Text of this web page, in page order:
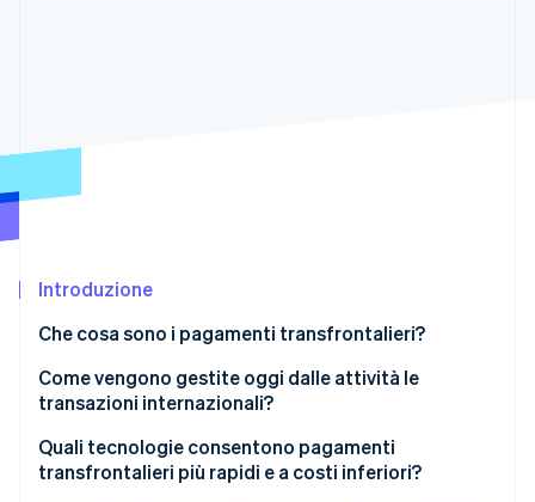
Rimozione del carbonio
Stripe Sessions 2026
Scopri come Stripe sta costruendo l'infrastruttura
Introduzione
Che cosa sono i pagamenti transfrontalieri?
Come vengono gestite oggi dalle attività le
transazioni internazionali?
Quali tecnologie consentono pagamenti
transfrontalieri più rapidi e a costi inferiori?